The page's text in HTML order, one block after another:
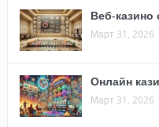
Веб-казино
Март 31, 2026
Онлайн
Март 31, 2026